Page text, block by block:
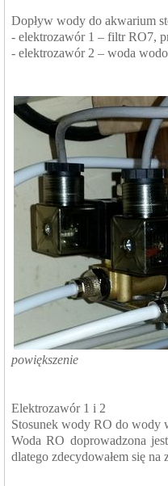
Dopływ wody do akwarium
- elektrozawór 1 – filtr RO7,
- elektrozawór 2 – woda
powiększenie
Elektrozawór 1 i 2
Stosunek wody RO do wody
Woda RO doprowadzona
dlatego zdecydowałem się